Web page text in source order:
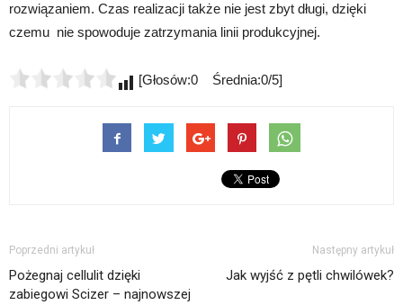
rozwiązaniem. Czas realizacji także nie jest zbyt długi, dzięki
czemu nie spowoduje zatrzymania linii produkcyjnej.
[Głosów:0 Średnia:0/5]
Poprzedni artykuł
Pożegnaj cellulit dzięki
zabiegowi Scizer – najnowszej
Następny artykuł
Jak wyjść z pętli chwilówek?